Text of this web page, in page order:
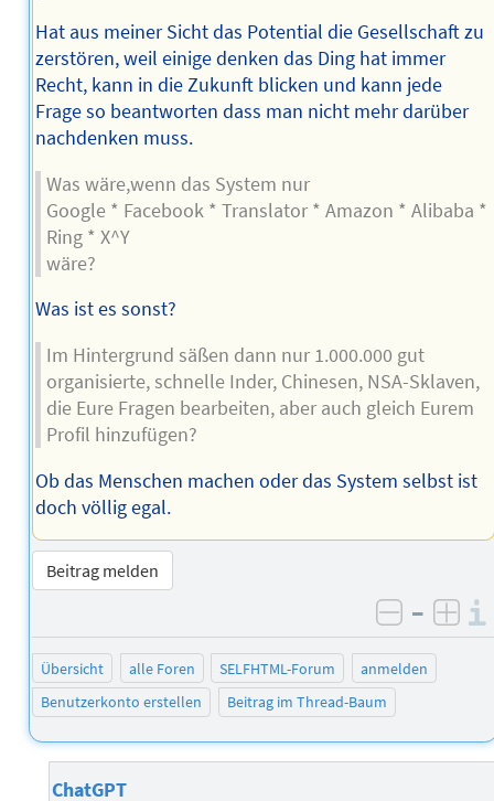
Hat aus meiner Sicht das Potential die Gesellschaft zu
zerstören, weil einige denken das Ding hat immer
Recht, kann in die Zukunft blicken und kann jede
Frage so beantworten dass man nicht mehr darüber
nachdenken muss.
Was wäre,wenn das System nur
Google * Facebook * Translator * Amazon * Alibaba *
Ring * X^Y
wäre?
Was ist es sonst?
Im Hintergrund säßen dann nur 1.000.000 gut
organisierte, schnelle Inder, Chinesen, NSA-Sklaven,
die Eure Fragen bearbeiten, aber auch gleich Eurem
Profil hinzufügen?
Ob das Menschen machen oder das System selbst ist
doch völlig egal.
Beitrag melden
negativ
–
Übersicht alle Foren SELFHTML-Forum
anmelden
Benutzerkonto erstellen
Beitrag im Thread-Baum
ChatGPT